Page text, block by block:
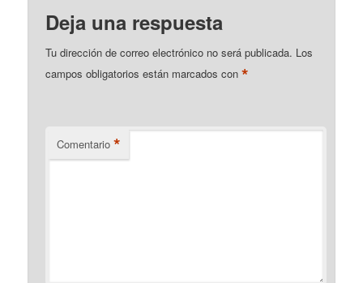
Deja una respuesta
Tu dirección de correo electrónico no será publicada. Los
campos obligatorios están marcados con*
Comentario *